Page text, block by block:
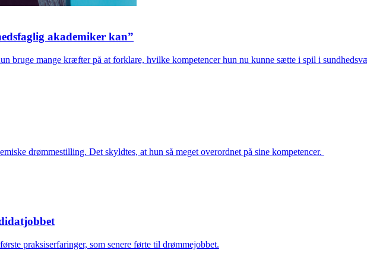
akademiker kan”
bruge mange kræfter på at forklare, hvilke kompetencer hun nu kunne sætte i spil i
drømmestilling. Det skyldtes, at hun så meget overordnet på sine kompetencer.
praksiserfaringer, som senere førte til drømmejobbet.